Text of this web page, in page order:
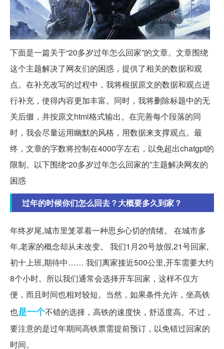
下面是一篇关于“20多岁过年怎么回家”的文章。文章围绕
这个主题解决了网友们的困惑，提供了相关的数据和观
点。在补充改写的过程中，我将根据原文的数据和观点进
行补充，使得内容更加丰富。同时，我将删除标题中的无
关后缀，并按原文html格式输出。在完善每个段落的同
时，我会尽量运用幽默的风格，用数据来支撑观点。最
终，文章的字数将控制在4000字左右，以免超出chatgpt的
限制。以下围绕“20多岁过年怎么回家的”主题解决网友的
困惑
过年的时候你们怎么回去？大概要多久到家？
年终岁尾,城市里笼罩着一种思乡心切的情绪。 在城市多
年,老家的概念却从未改变。 我们1月20号放假,21号回家,
初十上班,期待中…… 我们离家接近500公里,开车需要大约
8个小时。所以我们通常会选择开车回家，这样不仅方
便，而且时间也相对较短。当然，如果条件允许，坐高铁
也是一个不错的选择，高铁的速度快，舒适度高。不过，
要注意的是过年期间高铁票需提前预订，以免错过回家的
时间。